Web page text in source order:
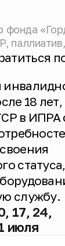
центрах для
в фонд «Круг
неврологу,
по
на средства
и компании